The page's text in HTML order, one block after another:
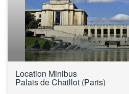
Location Minibus
Palais de Chaillot (Paris)